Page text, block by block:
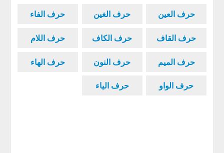
حرف العين حرف الغين حرف الفاء
حرف القاف حرف الكاف حرف اللام
حرف الميم حرف النون حرف الهاء
حرف الواو حرف الياء